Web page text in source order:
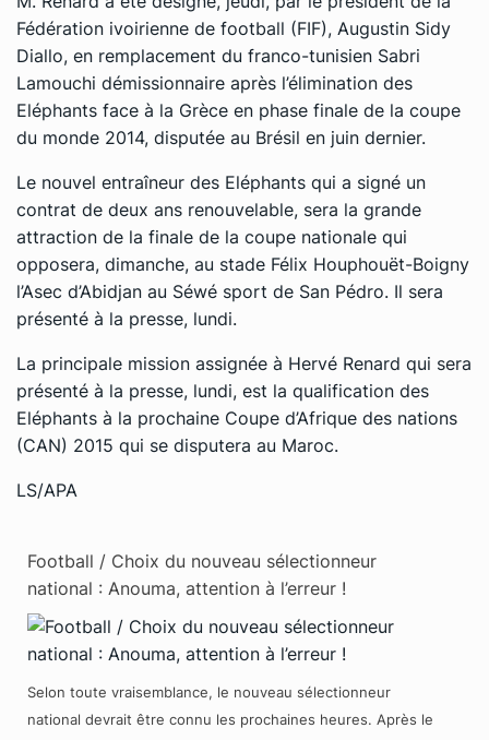
Fédération ivoirienne de football (FIF), Augustin Sidy
Diallo, en remplacement du franco-tunisien Sabri
Lamouchi démissionnaire après l’élimination des
Eléphants face à la Grèce en phase finale de la coupe
du monde 2014, disputée au Brésil en juin dernier.
Le nouvel entraîneur des Eléphants qui a signé un
contrat de deux ans renouvelable, sera la grande
attraction de la finale de la coupe nationale qui
opposera, dimanche, au stade Félix Houphouët-Boigny
l’Asec d’Abidjan au Séwé sport de San Pédro. Il sera
présenté à la presse, lundi.
La principale mission assignée à Hervé Renard qui sera
présenté à la presse, lundi, est la qualification des
Eléphants à la prochaine Coupe d’Afrique des nations
(CAN) 2015 qui se disputera au Maroc.
LS/APA
Football / Choix du nouveau sélectionneur
national : Anouma, attention à l’erreur !
Selon toute vraisemblance, le nouveau sélectionneur
national devrait être connu les prochaines heures. Après le